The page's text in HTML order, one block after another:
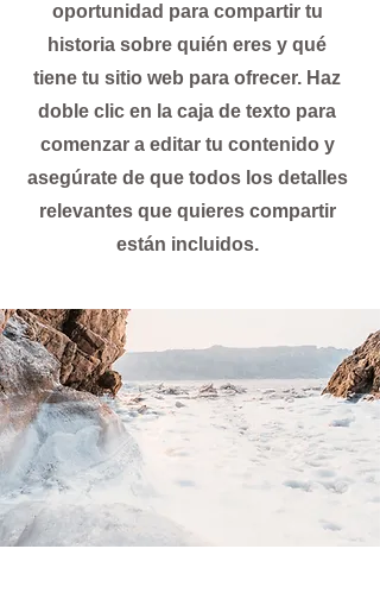
oportunidad para compartir tu
historia sobre quién eres y qué
tiene tu sitio web para ofrecer. Haz
doble clic en la caja de texto para
comenzar a editar tu contenido y
asegúrate de que todos los detalles
relevantes que quieres compartir
están incluidos.